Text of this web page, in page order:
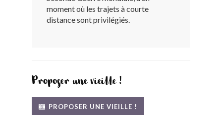
MODÈLES ET MARQUES
moment où les trajets à courte
distance sont privilégiés.
Proposer une vieille !
PROPOSER UNE VIEILLE !